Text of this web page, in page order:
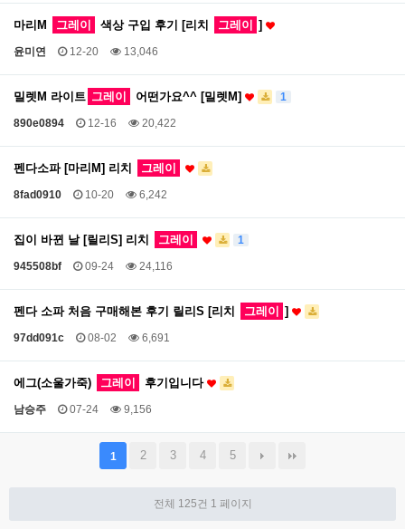
마리M 그레이 색상 구입 후기 [리치 그레이 ]
윤미연 12-20 13,046
밀렛M 라이트 그레이 어떤가요^^ [밀렛M] 1
890e0894 12-16 20,422
펜다소파 [마리M] 리치 그레이
8fad0910 10-20 6,242
집이 바뀐 날 [릴리S] 리치 그레이 1
945508bf 09-24 24,116
펜다 소파 처음 구매해본 후기 릴리S [리치 그레이 ]
97dd091c 08-02 6,691
에그(소울가죽) 그레이 후기입니다
남승주 07-24 9,156
1 2 3 4 5
전체 125건 1 페이지